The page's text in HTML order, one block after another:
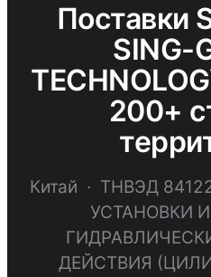
Поставки
SING-
200+
Китай · ТНВЭД
УСТАНОВКИ
ДЕЙСТВИЯ